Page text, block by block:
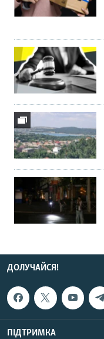
ДОЛУЧАЙСЯ!
ПІДТРИМКА